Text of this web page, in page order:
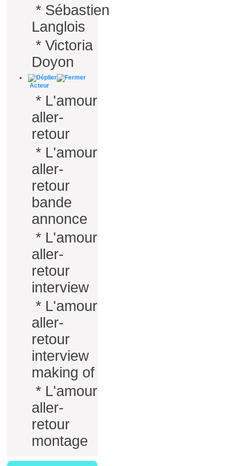
* Sébastien
Langlois
* Victoria
Doyon
Acteur
* L'amour
aller-
retour
* L'amour
aller-
retour
bande
annonce
* L'amour
aller-
retour
interview
* L'amour
aller-
retour
interview
making of
* L'amour
aller-
retour
montage